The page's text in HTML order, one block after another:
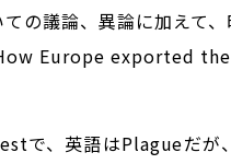
の議論、異論に加えて
Europe exported the
で、英語はPlagueだ